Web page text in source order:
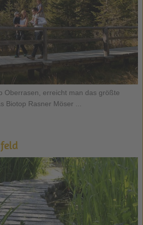
Oberrasen, erreicht man das größte
Biotop Rasner Möser ...